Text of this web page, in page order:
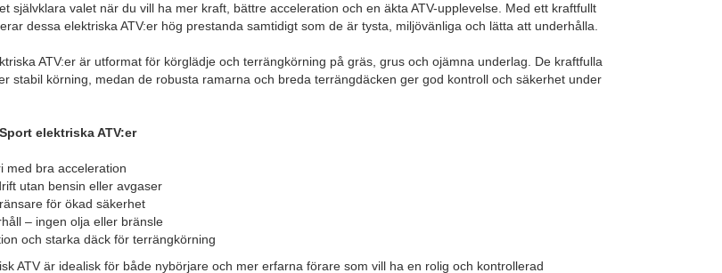
självklara valet när du vill ha mer kraft, bättre acceleration och en äkta ATV-upplevelse. Med ett kraftfullt
dessa elektriska ATV:er hög prestanda samtidigt som de är tysta, miljövänliga och lätta att underhålla.
ATV:er är utformat för körglädje och terrängkörning på gräs, grus och ojämna underlag. De kraftfulla
stabil körning, medan de robusta ramarna och breda terrängdäcken ger god kontroll och säkerhet under
elektriska ATV:er
med bra acceleration
utan bensin eller avgaser
för ökad säkerhet
– ingen olja eller bränsle
och starka däck för terrängkörning
ATV är idealisk för både nybörjare och mer erfarna förare som vill ha en rolig och kontrollerad